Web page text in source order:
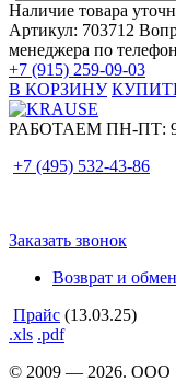
Наличие товара
Артикул: 703712
менеджера по
+7 (915) 259-09-03
В КОРЗИНУ
РАБОТАЕМ ПН-ПТ:
+7 (495) 532-43-86
Заказать звонок
Возврат и обмен
Прайс (13.03.25)
.xls .pdf
© 2009 — 2026.